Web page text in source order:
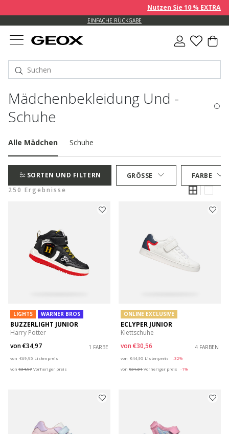
Nutzen Sie 10 % EXTRA
EINFACHE RÜCKGABE
Mädchenbekleidung Und -
Schuhe
Alle Mädchen Schuhe
SORTEN UND FILTERN GRÖSSE
FARBE
250 Ergebnisse
LIGHTS WARNER BROS
BUZZERLIGHT JUNIOR
Harry Potter
von€34,97 1 FARBE
von €69,95 Listenpreis
von €34,97Vorheriger preis
ONLINE EXCLUSIVE
ECLYPER JUNIOR
Klettschuhe
von €30,56 4 FARBEN
von €44,95 Listenpreis
-32%
von €31,01Vorheriger preis -1%